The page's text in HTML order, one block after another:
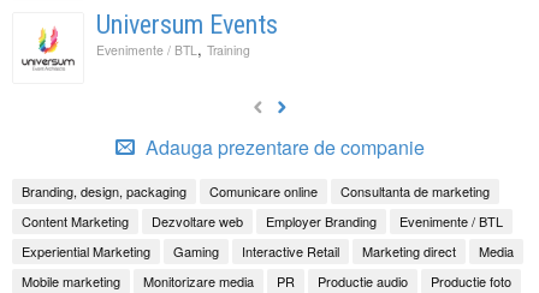
Universum Events
Evenimente / BTL, Training
Adauga prezentare de companie
Branding, design, packaging Comunicare online
Consultanta de marketing
Content Marketing
Dezvoltare web Employer Branding
Evenimente / BTL
Experiential Marketing
Gaming Interactive Retail Marketing direct
Media
Mobile marketing
Monitorizare media PR Productie audio
Productie foto